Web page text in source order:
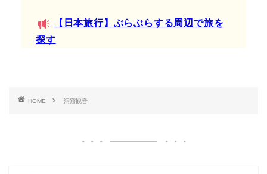
【日本旅行】ぶらぶらする周辺で旅を
探す
HOME 洞窟観音